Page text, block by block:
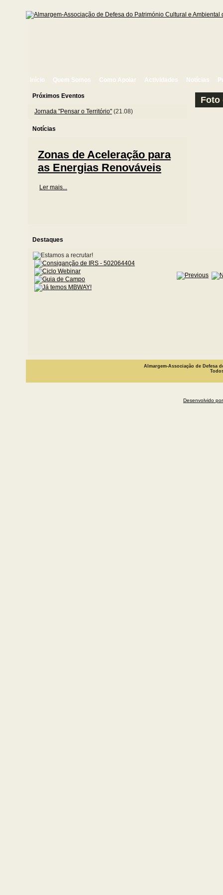
Início Quem Somos Como Apoiar Actividades Notícias
Próximos Eventos
Jornada "Pensar o Território" (21.08)
Notícias
Zonas de Aceleração para
as Energias Renováveis
Ler mais...
Foto
Destaques
Almargem-Associação de Defesa
Desenvolvido